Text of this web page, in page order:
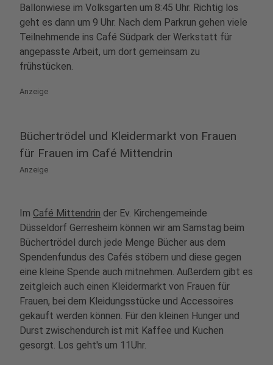
Ballonwiese im Volksgarten um 8:45 Uhr. Richtig los
geht es dann um 9 Uhr. Nach dem Parkrun gehen viele
Teilnehmende ins Café Südpark der Werkstatt für
angepasste Arbeit, um dort gemeinsam zu
frühstücken.
Anzeige
Büchertrödel und Kleidermarkt von Frauen
für Frauen im Café Mittendrin
Anzeige
Im Café Mittendrin der Ev. Kirchengemeinde
Düsseldorf Gerresheim können wir am Samstag beim
Büchertrödel durch jede Menge Bücher aus dem
Spendenfundus des Cafés stöbern und diese gegen
eine kleine Spende auch mitnehmen. Außerdem gibt es
zeitgleich auch einen Kleidermarkt von Frauen für
Frauen, bei dem Kleidungsstücke und Accessoires
gekauft werden können. Für den kleinen Hunger und
Durst zwischendurch ist mit Kaffee und Kuchen
gesorgt. Los geht's um 11Uhr.